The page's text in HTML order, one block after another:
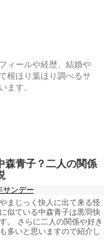
ィールや経歴、結婚や
根ほり葉ほり調べるサ
ます。
森青子？二人の関係
サンデー
まじっく快人に出て来る怪
似ている中森青子は黒羽快
。 さらに二人の関係や好き
多いと思いますので紹介し